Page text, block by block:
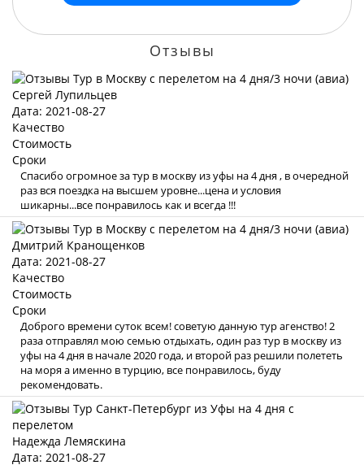
Отзывы
Сергей Лупильцев
Дата: 2021-08-27
Качество
Стоимость
Сроки
Спасибо огромное за тур в москву из уфы на 4 дня , в очередной
раз вся поездка на высшем уровне...цена и условия
шикарны...все понравилось как и всегда !!!
Дмитрий Кранощенков
Дата: 2021-08-27
Качество
Стоимость
Сроки
Доброго времени суток всем! советую данную тур агенство! 2
раза отправлял мою семью отдыхать, один раз тур в москву из
уфы на 4 дня в начале 2020 года, и второй раз решили полететь
на моря а именно в турцию, все понравилось, буду
рекомендовать.
Надежда Лемяскина
Дата: 2021-08-27